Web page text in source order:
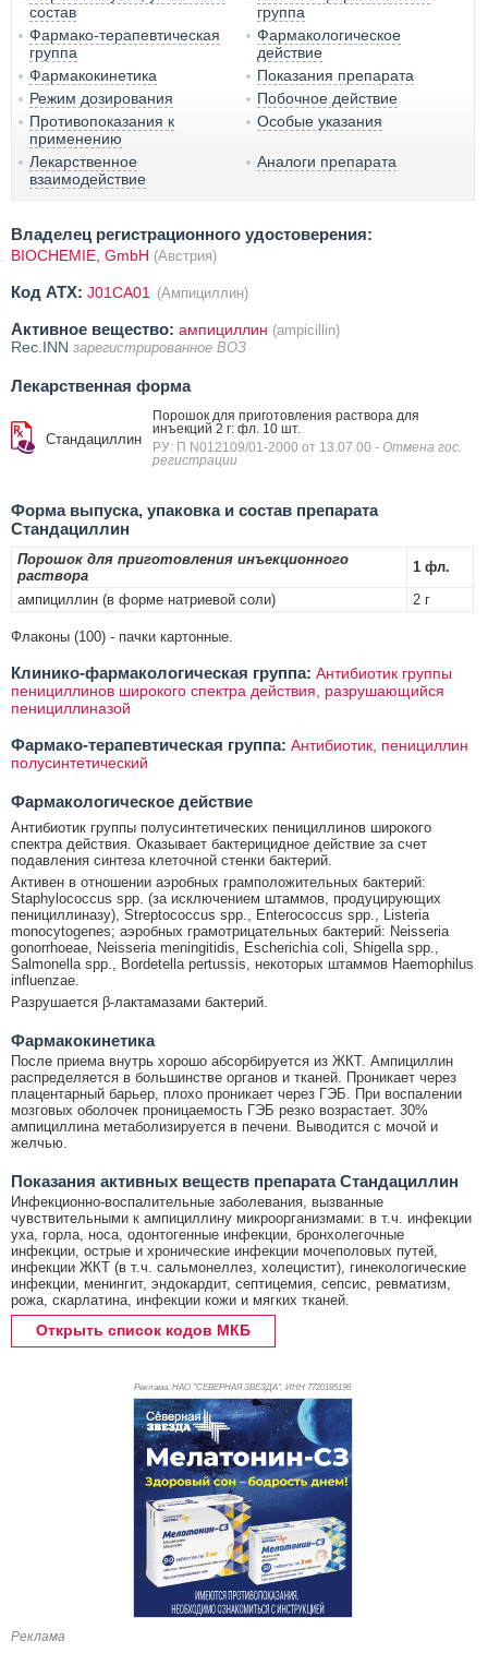
состав
группа
Фармако-терапевтическая
группа
Фармакологическое
действие
Фармакокинетика
Показания препарата
Режим дозирования
Побочное действие
Противопоказания к
применению
Особые указания
Лекарственное
взаимодействие
Аналоги препарата
Владелец регистрационного удостоверения:
BIOCHEMIE, GmbH (Австрия)
Код ATX: J01CA01 (Ампициллин)
Активное вещество: ампициллин (ampicillin)
Rec.INN зарегистрированное ВОЗ
Лекарственная форма
Стандациллин
Порошок для приготовления раствора для
инъекций 2 г: фл. 10 шт.
РУ: П N012109/01-2000 от 13.07.00 - Отмена гос.
регистрации
Форма выпуска, упаковка и состав препарата
Стандациллин
Порошок для приготовления инъекционного
раствора
1 фл.
ампициллин (в форме натриевой соли)
2 г
Флаконы (100) - пачки картонные.
Клинико-фармакологическая группа: Антибиотик группы
пенициллинов широкого спектра действия, разрушающийся
пенициллиназой
Фармако-терапевтическая группа: Антибиотик, пенициллин
полусинтетический
Фармакологическое действие
Антибиотик группы полусинтетических пенициллинов широкого
спектра действия. Оказывает бактерицидное действие за счет
подавления синтеза клеточной стенки бактерий.
Активен в отношении аэробных грамположительных бактерий:
Staphylococcus spp. (за исключением штаммов, продуцирующих
пенициллиназу), Streptococcus spp., Enterococcus spp., Listeria
monocytogenes; аэробных грамотрицательных бактерий: Neisseria
gonorrhoeae, Neisseria meningitidis, Escherichia coli, Shigella spp.,
Salmonella spp., Bordetella pertussis, некоторых штаммов Haemophilus
influenzae.
Разрушается β-лактамазами бактерий.
Фармакокинетика
После приема внутрь хорошо абсорбируется из ЖКТ. Ампициллин
распределяется в большинстве органов и тканей. Проникает через
плацентарный барьер, плохо проникает через ГЭБ. При воспалении
мозговых оболочек проницаемость ГЭБ резко возрастает. 30%
ампициллина метаболизируется в печени. Выводится с мочой и
желчью.
Показания активных веществ препарата Стандациллин
Инфекционно-воспалительные заболевания, вызванные
чувствительными к ампициллину микроорганизмами: в т.ч. инфекции
уха, горла, носа, одонтогенные инфекции, бронхолегочные
инфекции, острые и хронические инфекции мочеполовых путей,
инфекции ЖКТ (в т.ч. сальмонеллез, холецистит), гинекологические
инфекции, менингит, эндокардит, септицемия, сепсис, ревматизм,
рожа, скарлатина, инфекции кожи и мягких тканей.
Открыть список кодов МКБ
Реклама. НАО "СЕВЕРНАЯ ЗВЕЗДА", ИНН 7720185196
Реклама